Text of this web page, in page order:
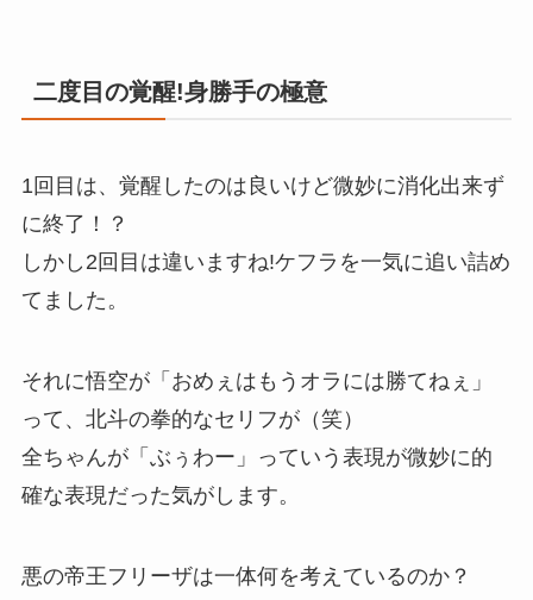
二度目の覚醒!身勝手の極意
1回目は、覚醒したのは良いけど微妙に消化出来ず
に終了！？
しかし2回目は違いますね!ケフラを一気に追い詰め
てました。
それに悟空が「おめぇはもうオラには勝てねぇ」
って、北斗の拳的なセリフが（笑）
全ちゃんが「ぶぅわー」っていう表現が微妙に的
確な表現だった気がします。
悪の帝王フリーザは一体何を考えているのか？